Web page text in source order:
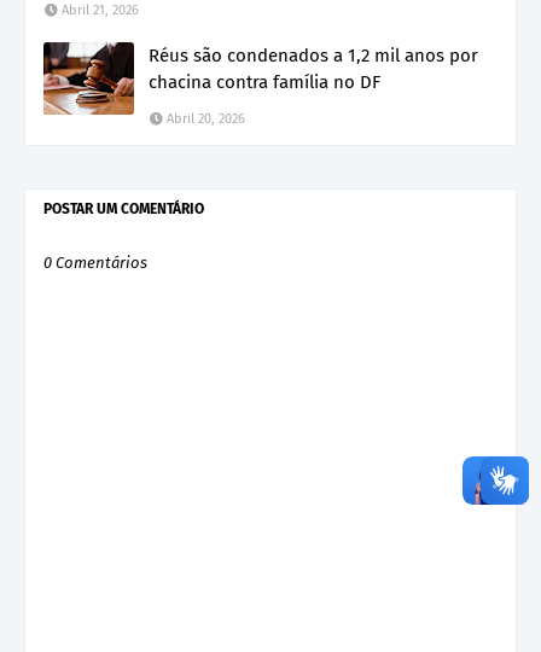
Abril 21, 2026
Réus são condenados a 1,2 mil anos por
chacina contra família no DF
Abril 20, 2026
POSTAR UM COMENTÁRIO
0 Comentários